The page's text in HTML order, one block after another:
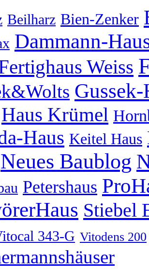
Beilharz Bien-Zenker
Dammann-
Weiss
Gussek-
Haus Krümel
Haus Keitel Haus
Neues Baublog
Petershaus
Stiebel
343-G Vitodens 200